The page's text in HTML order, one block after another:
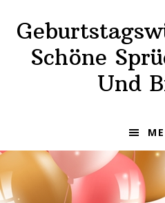
navigation
contentSchöne
Und